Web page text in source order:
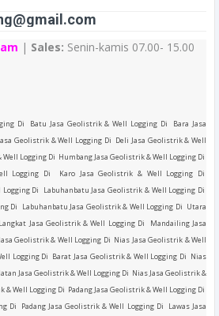
| Sales: Senin-kamis 07.00- 15.00
Di Batu Jasa Geolistrik & Well Logging Di Bara Jasa
Geolistrik & Well Logging Di Deli Jasa Geolistrik & Well
Well Logging Di Humbang Jasa Geolistrik & Well Logging Di
Logging Di Karo Jasa Geolistrik & Well Logging Di
Di Labuhanbatu Jasa Geolistrik & Well Logging Di
Di Labuhanbatu Jasa Geolistrik & Well Logging Di Utara
Jasa Geolistrik & Well Logging Di Mandailing Jasa
Geolistrik & Well Logging Di Nias Jasa Geolistrik & Well
Logging Di Barat Jasa Geolistrik & Well Logging Di Nias
Jasa Geolistrik & Well Logging Di Nias Jasa Geolistrik &
Well Logging Di Padang Jasa Geolistrik & Well Logging Di
Di Padang Jasa Geolistrik & Well Logging Di Lawas Jasa